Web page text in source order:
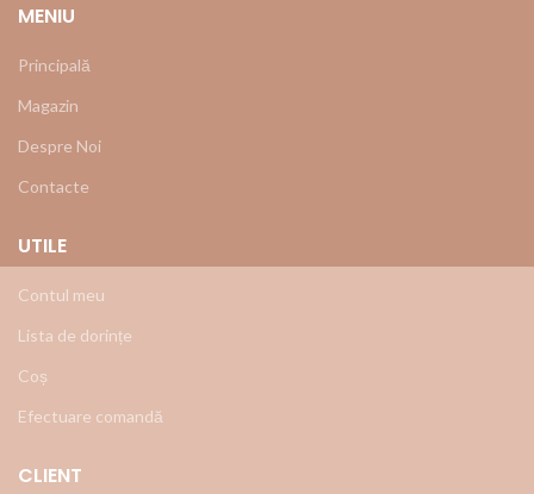
MENIU
Principală
Magazin
Despre Noi
Contacte
UTILE
Contul meu
Lista de dorințe
Coș
Efectuare comandă
CLIENT